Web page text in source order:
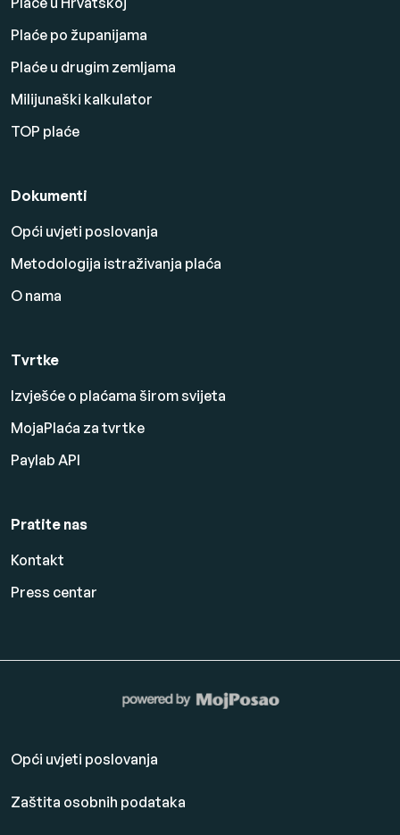
Plaće po županijama
Plaće u drugim zemljama
Milijunaški kalkulator
TOP plaće
Dokumenti
Opći uvjeti poslovanja
Metodologija istraživanja plaća
O nama
Tvrtke
Izvješće o plaćama širom svijeta
MojaPlaća za tvrtke
Paylab API
Pratite nas
Kontakt
Press centar
Opći uvjeti poslovanja
Zaštita osobnih podataka